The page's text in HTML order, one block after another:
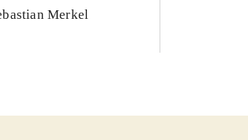
Merkel